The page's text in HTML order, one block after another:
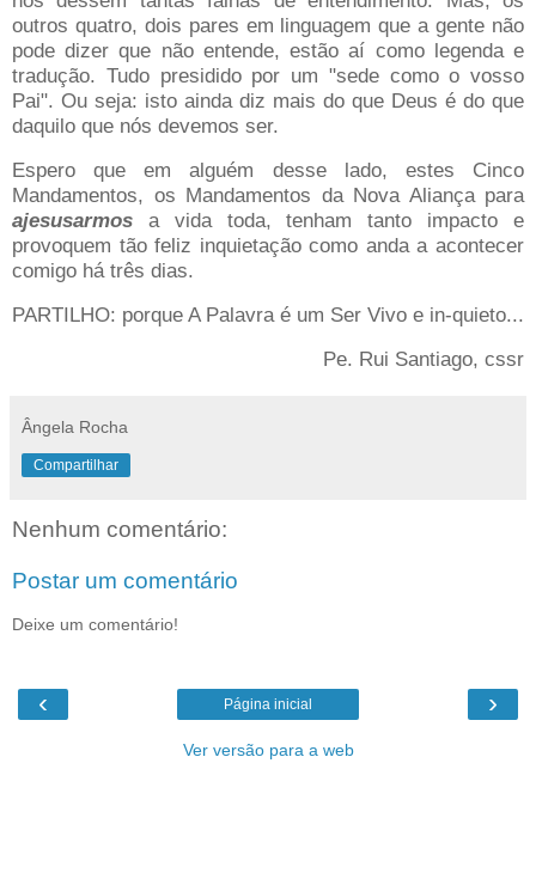
outros quatro, dois pares em linguagem que a gente não
pode dizer que não entende, estão aí como legenda e
tradução. Tudo presidido por um "sede como o vosso
Pai". Ou seja: isto ainda diz mais do que Deus é do que
daquilo que nós devemos ser.
Espero que em alguém desse lado, estes Cinco
Mandamentos, os Mandamentos da Nova Aliança para
ajesusarmos a vida toda, tenham tanto impacto e
provoquem tão feliz inquietação como anda a acontecer
comigo há três dias.
PARTILHO: porque A Palavra é um Ser Vivo e in-quieto...
Pe. Rui Santiago, cssr
Ângela Rocha
Compartilhar
Nenhum comentário:
Postar um comentário
Deixe um comentário!
‹ ›
Página inicial
Ver versão para a web